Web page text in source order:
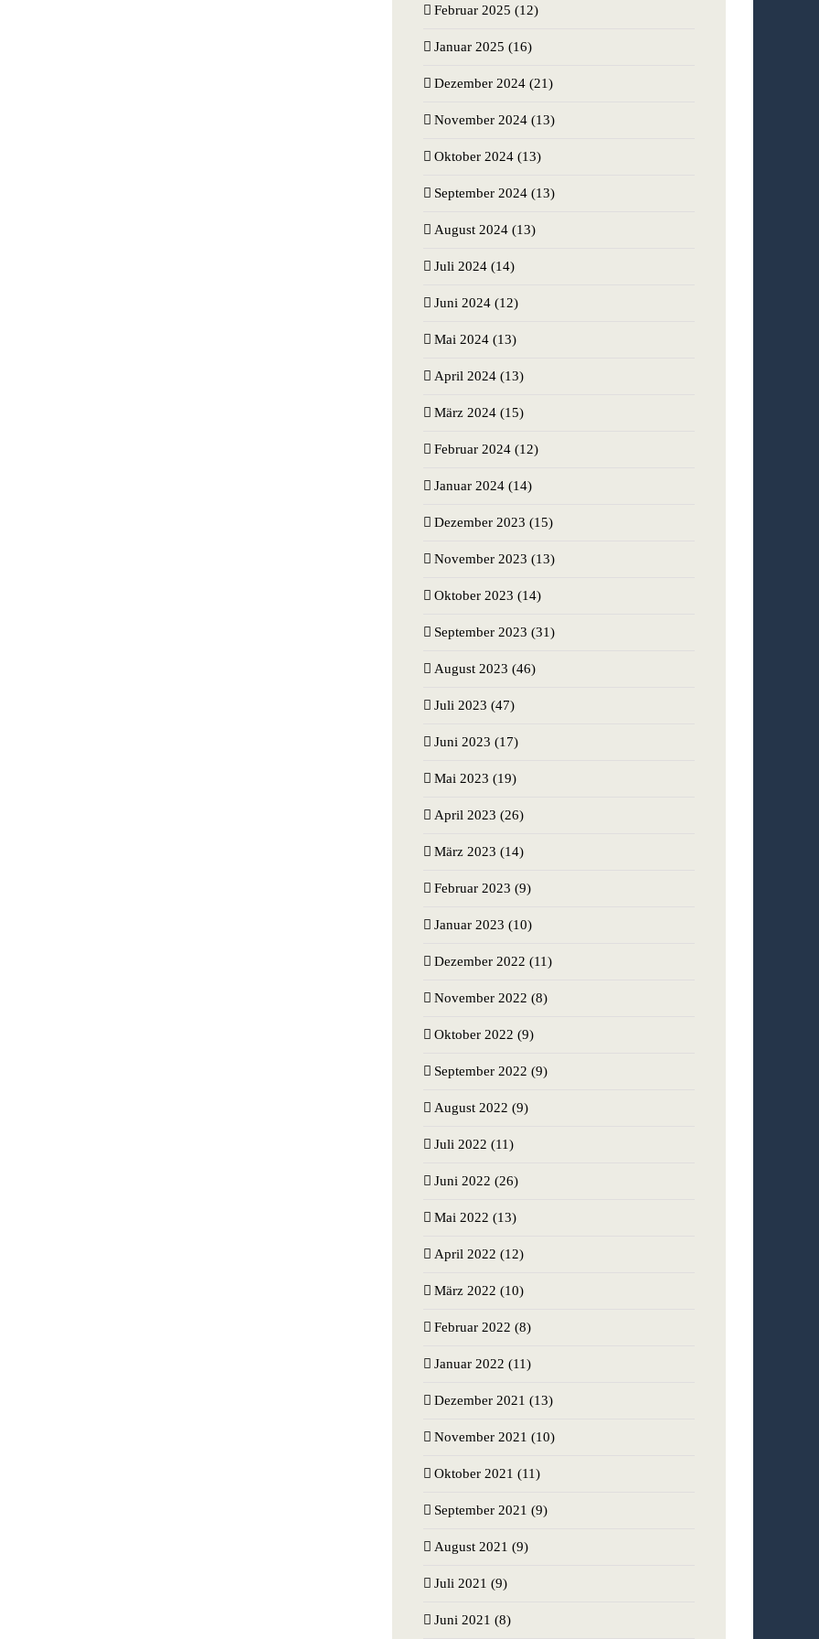
Februar 2025 (12)
Januar 2025 (16)
Dezember 2024 (21)
November 2024 (13)
Oktober 2024 (13)
September 2024 (13)
August 2024 (13)
Juli 2024 (14)
Juni 2024 (12)
Mai 2024 (13)
April 2024 (13)
März 2024 (15)
Februar 2024 (12)
Januar 2024 (14)
Dezember 2023 (15)
November 2023 (13)
Oktober 2023 (14)
September 2023 (31)
August 2023 (46)
Juli 2023 (47)
Juni 2023 (17)
Mai 2023 (19)
April 2023 (26)
März 2023 (14)
Februar 2023 (9)
Januar 2023 (10)
Dezember 2022 (11)
November 2022 (8)
Oktober 2022 (9)
September 2022 (9)
August 2022 (9)
Juli 2022 (11)
Juni 2022 (26)
Mai 2022 (13)
April 2022 (12)
März 2022 (10)
Februar 2022 (8)
Januar 2022 (11)
Dezember 2021 (13)
November 2021 (10)
Oktober 2021 (11)
September 2021 (9)
August 2021 (9)
Juli 2021 (9)
Juni 2021 (8)